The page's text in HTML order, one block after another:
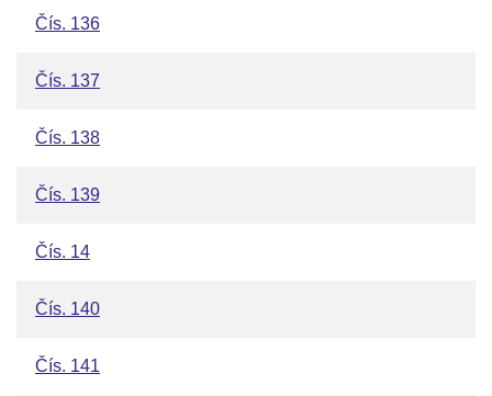
Čís. 136
Čís. 137
Čís. 138
Čís. 139
Čís. 14
Čís. 140
Čís. 141